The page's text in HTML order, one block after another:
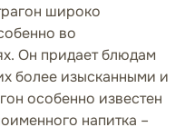
широко
во
Он придает блюдам
более изысканными и
особенно известен
напитка –